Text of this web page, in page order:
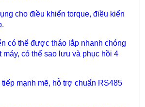
cho điều khiển torque, điều kiển
có thể được tháo lắp nhanh chóng
máy, có thể sao lưu và phục hồi 4
mạnh mẽ, hỗ trợ chuẩn RS485